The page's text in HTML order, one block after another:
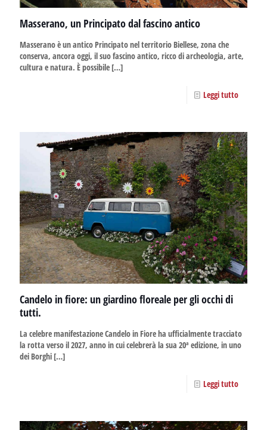
Masserano, un Principato dal fascino antico
Masserano è un antico Principato nel territorio Biellese, zona che
conserva, ancora oggi, il suo fascino antico, ricco di archeologia, arte,
cultura e natura. È possibile […]
Leggi tutto
Candelo in fiore: un giardino floreale per gli occhi di
tutti.
La celebre manifestazione Candelo in Fiore ha ufficialmente tracciato
la rotta verso il 2027, anno in cui celebrerà la sua 20ª edizione, in uno
dei Borghi […]
Leggi tutto